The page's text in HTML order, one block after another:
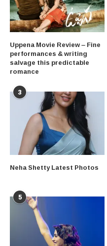
Uppena Movie Review – Fine
performances & writing
salvage this predictable
romance
3
Neha Shetty Latest Photos
5